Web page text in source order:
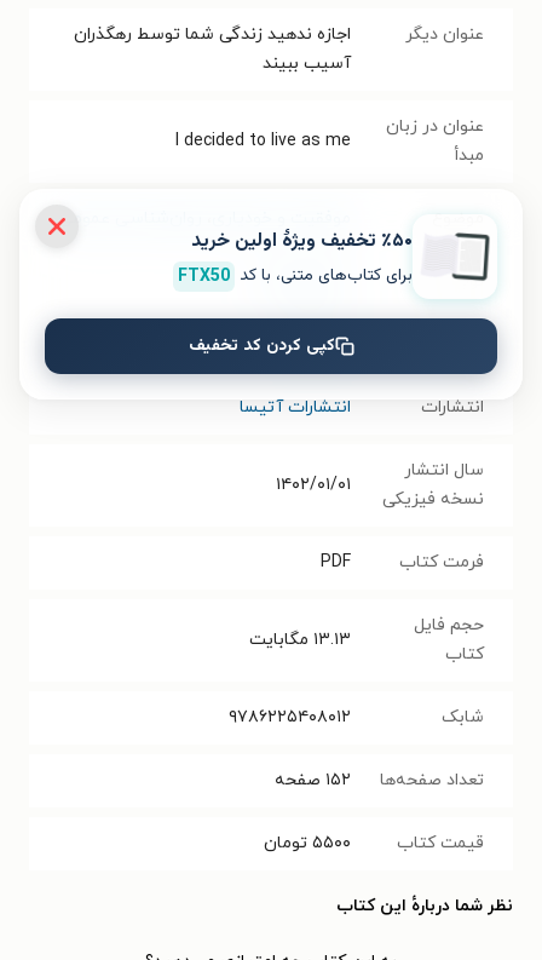
عنوان دیگر
اجازه ندهید زندگی شما توسط رهگذران
آسیب ببیند
عنوان در زبان
مبدأ
I decided to live as me
روان‌شناسی عمومی
نویسنده سوهیون کیم
زهرا جیرانی
انتشارات انتشارات آتیسا
سال انتشار
نسخه فیزیکی
۱۴۰۲/۰۱/۰۱
فرمت کتاب PDF
حجم فایل
کتاب
۱۳.۱۳ مگابایت
شابک ۹۷۸۶۲۲۵۴۰۸۰۱۲
تعداد صفحه‌ها ۱۵۲ صفحه
قیمت کتاب ۵۵۰۰ تومان
نظر شما دربارهٔ این کتاب
٪۵۰ تخفیف ویژۀ اولین خرید
برای کتاب‌های متنی، با کد FTX50
کپی کردن کد تخفیف